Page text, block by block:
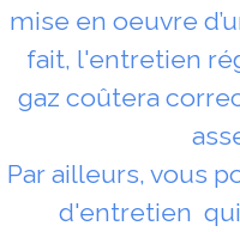
mise en oeuvre
fait, l'entretien
gaz coûtera
Par ailleurs, vous
d'entretien